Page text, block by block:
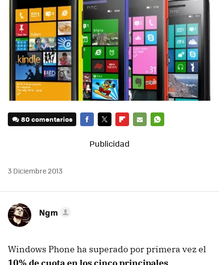
80 comentarios
3 Diciembre 2013
Ngm
Windows Phone ha superado por primera vez el
10% de cuota en los cinco principales